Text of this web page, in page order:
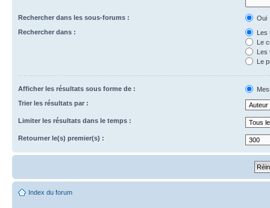
Rechercher dans les sous-forums :
Oui
Rechercher dans :
Les
Le
Les
Le
Afficher les résultats sous forme de :
Trier les résultats par :
Limiter les résultats dans le temps :
Retourner le(s) premier(s) :
Index du forum